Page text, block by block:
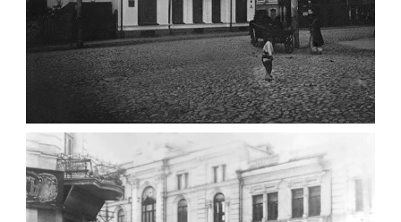
ФОТО ЖИТОМИРА 1905 ВУЛ.
МИХАЙЛІВСЬКА-СКОРУЛЬСЬКОГО
Фото Житомира період
до 1917 року
Leave a comment